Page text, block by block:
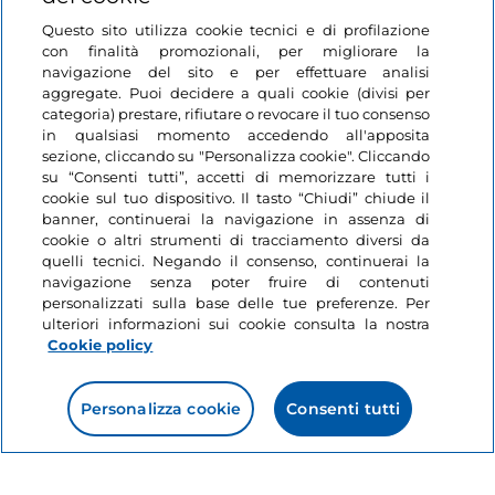
Informazioni sul sito
Link Utili
Login
Restiamo in contatto
Questo sito utilizza cookie tecnici e di profilazione
con finalità promozionali, per migliorare la
navigazione del sito e per effettuare analisi
aggregate. Puoi decidere a quali cookie (divisi per
categoria) prestare, rifiutare o revocare il tuo consenso
in qualsiasi momento accedendo all'apposita
sezione, cliccando su "Personalizza cookie". Cliccando
su “Consenti tutti”, accetti di memorizzare tutti i
cookie sul tuo dispositivo. Il tasto “Chiudi” chiude il
banner, continuerai la navigazione in assenza di
cookie o altri strumenti di tracciamento diversi da
quelli tecnici. Negando il consenso, continuerai la
navigazione senza poter fruire di contenuti
personalizzati sulla base delle tue preferenze. Per
ulteriori informazioni sui cookie consulta la nostra
Cookie policy
Personalizza cookie Consenti tutti